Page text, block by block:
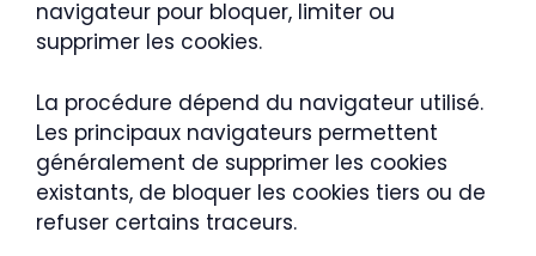
navigateur pour bloquer, limiter ou
supprimer les cookies.
La procédure dépend du navigateur utilisé.
Les principaux navigateurs permettent
généralement de supprimer les cookies
existants, de bloquer les cookies tiers ou de
refuser certains traceurs.